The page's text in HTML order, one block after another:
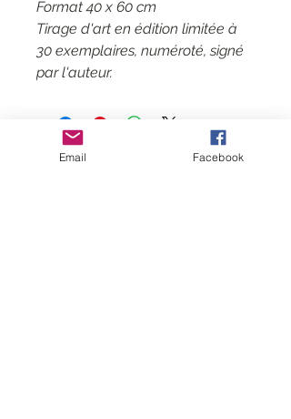
Format 40 x 60 cm
Tirage d'art en édition limitée à
30 exemplaires, numéroté, signé
par l'auteur.
Email Facebook